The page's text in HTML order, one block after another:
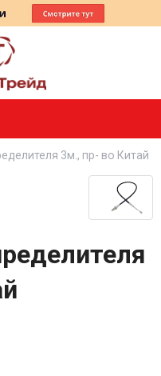
3м., пр- во Китай